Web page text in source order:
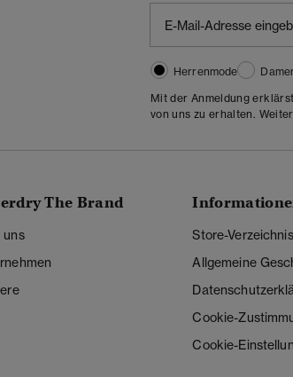
Herrenmode
Mit der Anmeldung
von uns zu erhalten.
The Brand
uns
Store-Verzeichnis
Allgemeine
Cookie-
Cookie-